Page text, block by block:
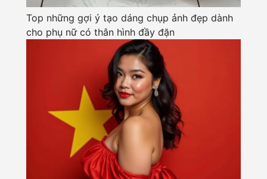
Top những gợi ý tạo dáng chụp ảnh đẹp dành
cho phụ nữ có thân hình đầy đặn